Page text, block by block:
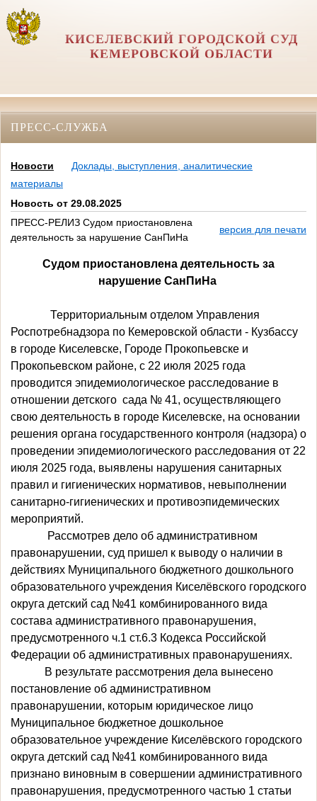
КИСЕЛЕВСКИЙ ГОРОДСКОЙ СУД
КЕМЕРОВСКОЙ ОБЛАСТИ
ПРЕСС-СЛУЖБА
Новости
Доклады, выступления, аналитические
материалы
Новость от 29.08.2025
ПРЕСС-РЕЛИЗ Судом приостановлена
деятельность за нарушение СанПиНа
версия для печати
Судом приостановлена деятельность за
нарушение СанПиНа
Территориальным отделом Управления
Роспотребнадзора по Кемеровской области - Кузбассу
в городе Киселевске, Городе Прокопьевске и
Прокопьевском районе, с 22 июля 2025 года
проводится эпидемиологическое расследование в
отношении детского сада № 41, осуществляющего
свою деятельность в городе Киселевске, на основании
решения органа государственного контроля (надзора) о
проведении эпидемиологического расследования от 22
июля 2025 года, выявлены нарушения санитарных
правил и гигиенических нормативов, невыполнении
санитарно-гигиенических и противоэпидемических
мероприятий.
Рассмотрев дело об административном
правонарушении, суд пришел к выводу о наличии в
действиях Муниципального бюджетного дошкольного
образовательного учреждения Киселёвского городского
округа детский сад №41 комбинированного вида
состава административного правонарушения,
предусмотренного ч.1 ст.6.3 Кодекса Российской
Федерации об административных правонарушениях.
В результате рассмотрения дела вынесено
постановление об административном
правонарушении, которым юридическое лицо
Муниципальное бюджетное дошкольное
образовательное учреждение Киселёвского городского
округа детский сад №41 комбинированного вида
признано виновным в совершении административного
правонарушения, предусмотренного частью 1 статьи